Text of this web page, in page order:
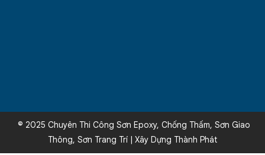
© 2025 Chuyên Thi Công Sơn Epoxy, Chống Thấm, Sơn Giao
Thông, Sơn Trang Trí | Xây Dựng Thành Phát